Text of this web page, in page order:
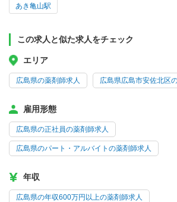
あき亀山駅
この求人と似た求人をチェック
エリア
広島県の薬剤師求人 広島県広島市安佐北区
雇用形態
広島県の正社員の薬剤師求人
広島県のパート・アルバイトの薬剤師求人
年収
広島県の年収600万円以上の薬剤師求人